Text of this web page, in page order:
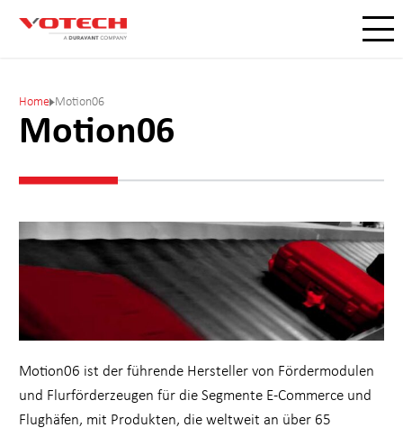
Home Motion06
Motion06
Motion06 ist der führende Hersteller von Fördermodulen
und Flurförderzeugen für die Segmente E-Commerce und
Flughäfen, mit Produkten, die weltweit an über 65